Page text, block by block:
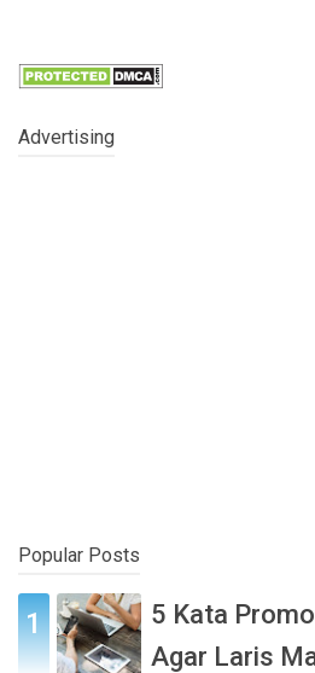
Advertising
Popular Posts
5 Kata
Agar Laris